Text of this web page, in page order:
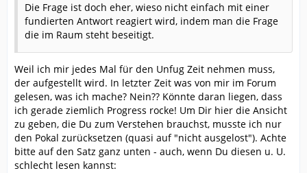
Die Frage ist doch eher, wieso nicht einfach mit einer
fundierten Antwort reagiert wird, indem man die Frage
die im Raum steht beseitigt.
Weil ich mir jedes Mal für den Unfug Zeit nehmen muss,
der aufgestellt wird. In letzter Zeit was von mir im Forum
gelesen, was ich mache? Nein?? Könnte daran liegen, dass
ich gerade ziemlich Progress rocke! Um Dir hier die Ansicht
zu geben, die Du zum Verstehen brauchst, musste ich nur
den Pokal zurücksetzen (quasi auf "nicht ausgelost"). Achte
bitte auf den Satz ganz unten - auch, wenn Du diesen u. U.
schlecht lesen kannst: